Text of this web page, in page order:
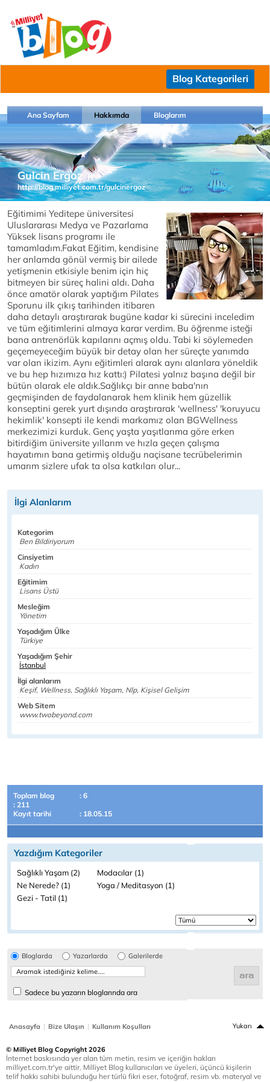
Blog Kategorileri
Ana Sayfam Hakkımda Bloglarım
Gulcin Ergoz
http://blog.milliyet.com.tr/gulcinergoz
Eğitimimi Yeditepe üniversitesi
Uluslararası Medya ve Pazarlama
Yüksek lisans programı ile
tamamladım.Fakat Eğitim, kendisine
her anlamda gönül vermiş bir ailede
yetişmenin etkisiyle benim için hiç
bitmeyen bir süreç halini aldı. Daha
önce amatör olarak yaptığım Pilates
Sporunu ilk çıkış tarihinden itibaren
daha detaylı araştırarak bugüne kadar ki sürecini inceledim
ve tüm eğitimlerini almaya karar verdim. Bu öğrenme isteği
bana antrenörlük kapılarını açmış oldu. Tabi ki söylemeden
geçemeyeceğim büyük bir detay olan her süreçte yanımda
var olan ikizim. Aynı eğitimleri alarak aynı alanlara yöneldik
ve bu hep hızımıza hız kattı:) Pilatesi yalnız başına değil bir
bütün olarak ele aldık.Sağlıkçı bir anne baba'nın
geçmişinden de faydalanarak hem klinik hem güzellik
konseptini gerek yurt dışında araştırarak 'wellness' 'koruyucu
hekimlik' konsepti ile kendi markamız olan BGWellness
merkezimizi kurduk. Genç yaşta yaşıtlarıma göre erken
bitirdiğim üniversite yıllarım ve hızla geçen çalışma
hayatımın bana getirmiş olduğu naçisane tecrübelerimin
umarım sizlere ufak ta olsa katkıları olur...
İlgi Alanlarım
Kategorim
Ben Bildiriyorum
Cinsiyetim
Kadın
Eğitimim
Lisans Üstü
Mesleğim
Yönetim
Yaşadığım Ülke
Türkiye
Yaşadığım Şehir
İstanbul
İlgi alanlarım
Keşif, Wellness, Sağlıklı Yaşam, Nlp, Kişisel Gelişim
Web Sitem
www.twobeyond.com
Toplam blog
: 6
: 211
Kayıt tarihi
: 18.05.15
Yazdığım Kategoriler
Sağlıklı Yaşam (2)
Modacılar (1)
Ne Nerede? (1)
Yoga / Meditasyon (1)
Gezi - Tatil (1)
Bloglarda Yazarlarda Galerilerde
Sadece bu yazarın bloglarında ara
Anasayfa | Bize Ulaşın | Kullanım Koşulları Yukarı
© Milliyet Blog Copyright 2026
İnternet baskısında yer alan tüm metin, resim ve içeriğin hakları
milliyet.com.tr'ye aittir. Milliyet Blog kullanıcıları ve üyeleri, üçüncü kişilerin
telif hakkı sahibi bulunduğu her türlü fikri eser, fotoğraf, resim vb. materyal ve